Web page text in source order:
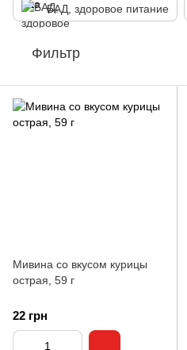
БАД, здоровое питание
Фильтр
Мивина со вкусом курицы
острая, 59 г
22 грн